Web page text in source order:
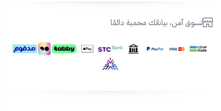
تسوق آمن، بياناتك محمية دائمًا